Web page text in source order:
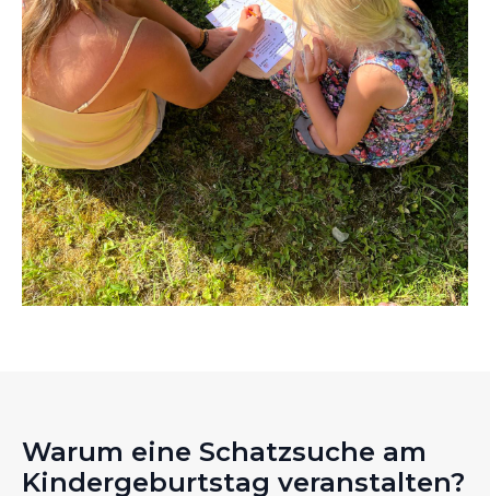
Warum eine Schatzsuche am
Kindergeburtstag veranstalten?